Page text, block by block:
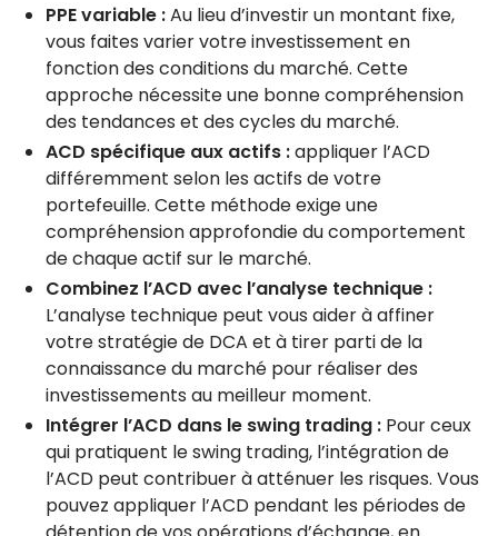
PPE variable :Au lieu d’investir un montant fixe,
vous faites varier votre investissement en
fonction des conditions du marché. Cette
approche nécessite une bonne compréhension
des tendances et des cycles du marché.
ACD spécifique aux actifs :appliquer l’ACD
différemment selon les actifs de votre
portefeuille. Cette méthode exige une
compréhension approfondie du comportement
de chaque actif sur le marché.
Combinez l’ACD avec l’analyse technique :
L’analyse technique peut vous aider à affiner
votre stratégie de DCA et à tirer parti de la
connaissance du marché pour réaliser des
investissements au meilleur moment.
Intégrer l’ACD dans le swing trading : Pour ceux
qui pratiquent le swing trading, l’intégration de
l’ACD peut contribuer à atténuer les risques. Vous
pouvez appliquer l’ACD pendant les périodes de